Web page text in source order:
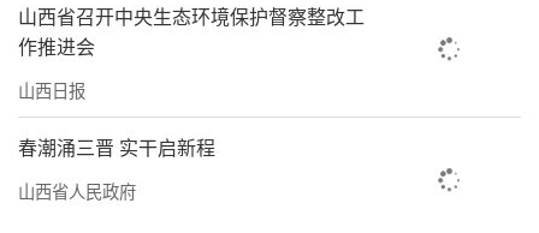
山西省召开中央生态环境保护督察整改工
作推进会
山西日报
春潮涌三晋 实干启新程
山西省人民政府